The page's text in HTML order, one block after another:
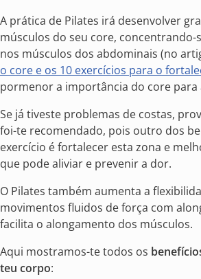
A prática de Pilates irá desenvolver
músculos do seu core,
nos músculos dos abdominais (no
o core e os 10 exercícios para o
pormenor a importância do core para
Se já tiveste problemas de costas,
foi-te recomendado, pois outro dos
exercício é fortalecer esta zona e
que pode aliviar e prevenir a dor.
O Pilates também aumenta a
movimentos fluidos de força com
facilita o alongamento dos músculos.
Aqui mostramos-te todos os
teu corpo: